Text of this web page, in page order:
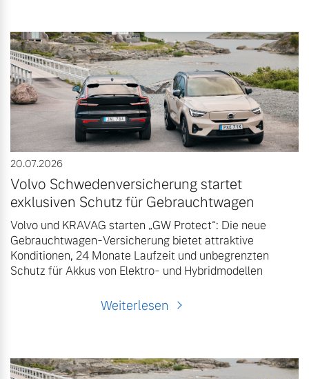
20.07.2026
Volvo Schwedenversicherung startet
exklusiven Schutz für Gebrauchtwagen
Volvo und KRAVAG starten „GW Protect“: Die neue
Gebrauchtwagen-Versicherung bietet attraktive
Konditionen, 24 Monate Laufzeit und unbegrenzten
Schutz für Akkus von Elektro- und Hybridmodellen
Weiterlesen